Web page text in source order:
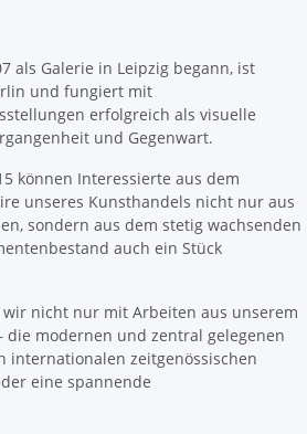
als Galerie in Leipzig begann, ist
und fungiert mit
erfolgreich als visuelle
und Gegenwart.
können Interessierte aus dem
unseres Kunsthandels nicht nur aus
sondern aus dem stetig wachsenden
auch ein Stück
nicht nur mit Arbeiten aus unserem
die modernen und zentral gelegenen
internationalen zeitgenössischen
eine spannende